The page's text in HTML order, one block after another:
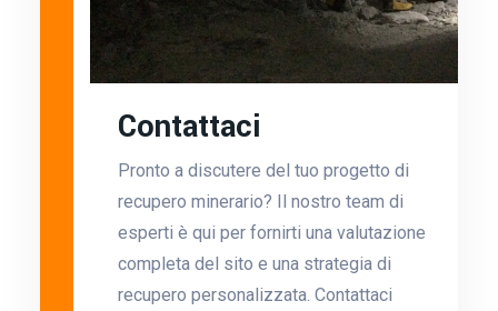
Contattaci
Pronto a discutere del tuo progetto di
recupero minerario? Il nostro team di
esperti è qui per fornirti una valutazione
completa del sito e una strategia di
recupero personalizzata. Contattaci